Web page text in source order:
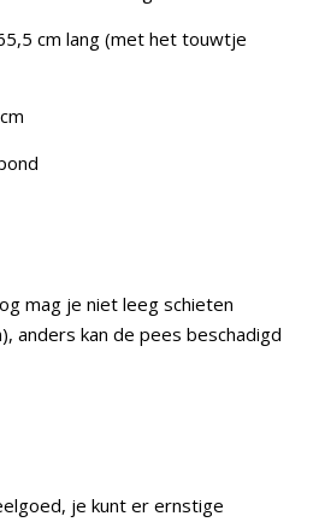
cm lang (met het touwtje
mag je niet leeg schieten
anders kan de pees beschadigd
je kunt er ernstige